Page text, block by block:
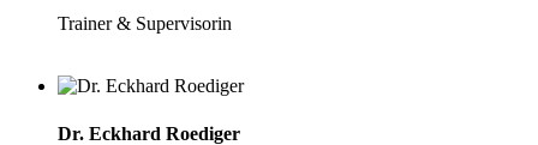
Trainer & Supervisorin
Dr. Eckhard Roediger